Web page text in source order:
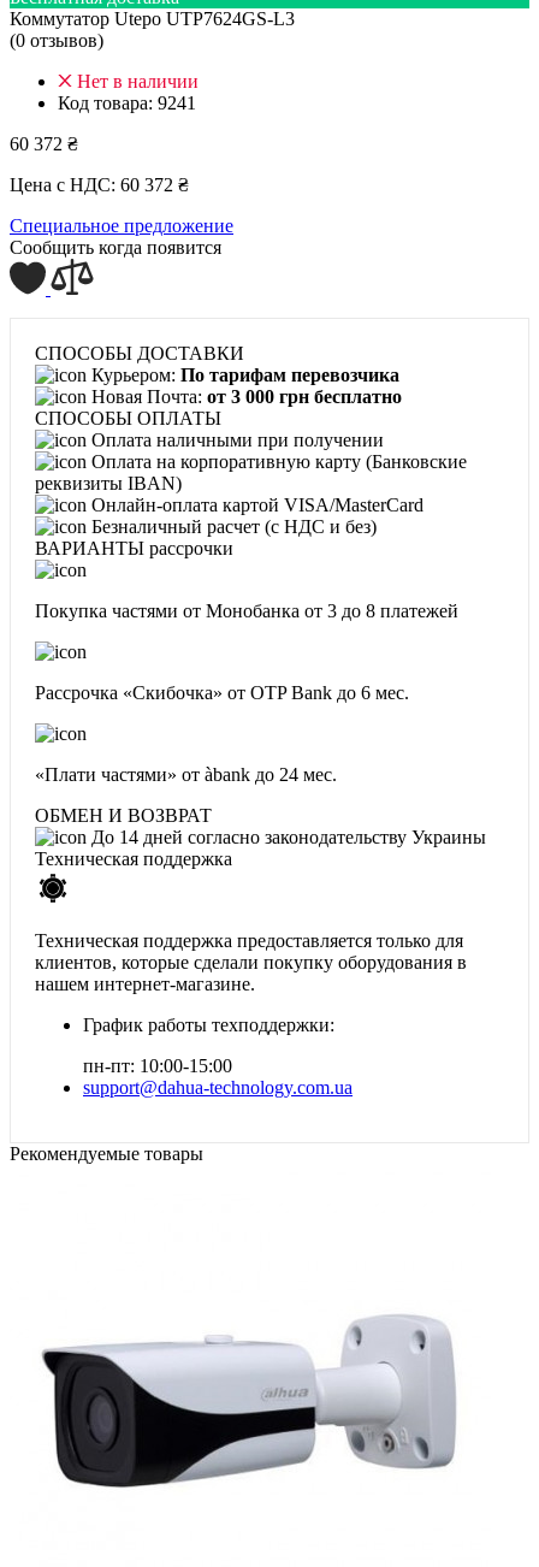
Коммутатор Utepo UTP7624GS-L3
(0 отзывов)
Нет в наличии
Код товара: 9241
60 372 ₴
Цена с НДС: 60 372 ₴
Специальное предложение
Сообщить когда появится
СПОСОБЫ ДОСТАВКИ
Курьером: По тарифам перевозчика
Новая Почта: от 3 000 грн бесплатно
СПОСОБЫ ОПЛАТЫ
Оплата наличными при получении
Оплата на корпоративную карту (Банковские
реквизиты IBAN)
Онлайн-оплата картой VISA/MasterCard
Безналичный расчет (с НДС и без)
ВАРИАНТЫ рассрочки
Покупка частями от Монобанка от 3 до 8 платежей
Рассрочка «Скибочка» от OTP Bank до 6 мес.
«Плати частями» от àbank до 24 мес.
ОБМЕН И ВОЗВРАТ
До 14 дней согласно законодательству Украины
Техническая поддержка
Техническая поддержка предоставляется только для
клиентов, которые сделали покупку оборудования в
нашем интернет-магазине.
График работы техподдержки:
пн-пт: 10:00-15:00
support@dahua-technology.com.ua
Рекомендуемые товары